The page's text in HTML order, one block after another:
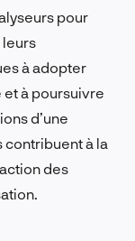
pour
leurs
à adopter
et à poursuivre
d’une
contribuent à la
des